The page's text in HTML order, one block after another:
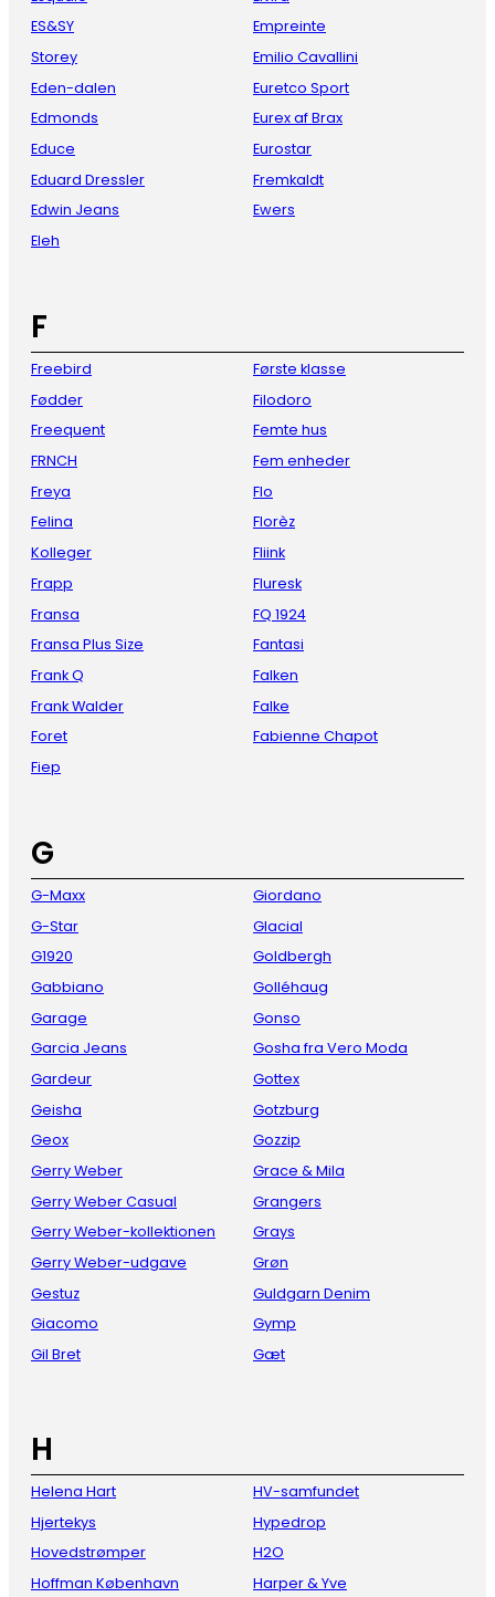
ES&SY
Storey
Eden-dalen
Edmonds
Educe
Eduard Dressler
Edwin Jeans
Eleh
Empreinte
Emilio Cavallini
Euretco Sport
Eurex af Brax
Eurostar
Fremkaldt
Ewers
F
Freebird
Fødder
Freequent
FRNCH
Freya
Felina
Kolleger
Frapp
Fransa
Fransa Plus Size
Frank Q
Frank Walder
Foret
Fiep
Første klasse
Filodoro
Femte hus
Fem enheder
Flo
Florèz
Fliink
Fluresk
FQ 1924
Fantasi
Falken
Falke
Fabienne Chapot
G
G-Maxx
G-Star
G1920
Gabbiano
Garage
Garcia Jeans
Gardeur
Geisha
Geox
Gerry Weber
Gerry Weber Casual
Gerry Weber-kollektionen
Gerry Weber-udgave
Gestuz
Giacomo
Gil Bret
Giordano
Glacial
Goldbergh
Golléhaug
Gonso
Gosha fra Vero Moda
Gottex
Gotzburg
Gozzip
Grace & Mila
Grangers
Grays
Grøn
Guldgarn Denim
Gymp
Gæt
H
Helena Hart
Hjertekys
Hovedstrømper
Hoffman København
HV-samfundet
Hypedrop
H2O
Harper & Yve